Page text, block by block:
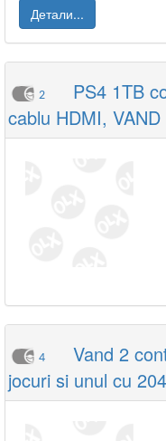
Детали...
2
PS4 1TB
cablu HDMI,
4
Vand 2
jocuri si unul cu